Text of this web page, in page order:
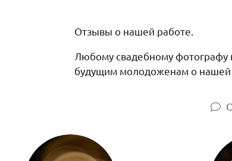
Отзывы о нашей работе.
Любому свадебному фотографу
будущим молодоженам о нашей